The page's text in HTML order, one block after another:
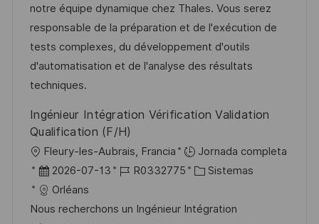
c
i
ó
n
a
d
e
p
u
l
a
c
e
m
p
l
g
o
r
í
notre équipe dynamique chez Thales. Vous serez
responsable de la préparation et de l'exécution de
tests complexes, du développement d'outils
d'automatisation et de l'analyse des résultats
techniques.
Ingénieur Intégration Vérification Validation
Qualification (F/H)
U
b
c
Fleury-les-Aubrais, Francia
Jornada completa
F
e
c
2026-07-13
I
d
R0332775
C
t
Sistemas
Orléans
Nous recherchons un Ingénieur Intégration